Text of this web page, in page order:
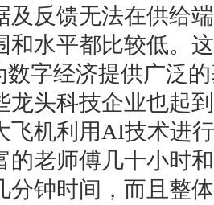
及反馈无法在供给
和水平都比较低。
数字经济提供广泛
龙头科技企业也起
飞机利用AI技术进
的老师傅几十小时
分钟时间，而且整